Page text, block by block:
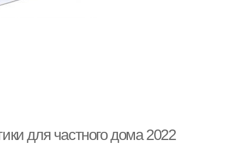
для частного дома 2022